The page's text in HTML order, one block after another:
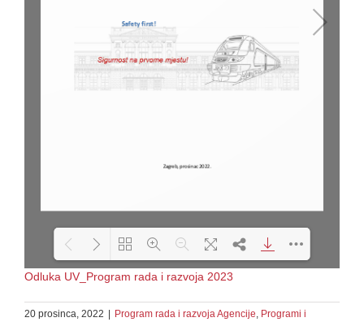
Odluka UV_Program rada i razvoja 2023
20 prosinca, 2022 Program rada i razvoja Agencije, Programi i